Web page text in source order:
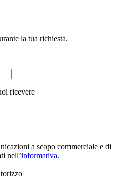
la tua richiesta.
ricevere
a scopo commerciale e di
nell’informativa.